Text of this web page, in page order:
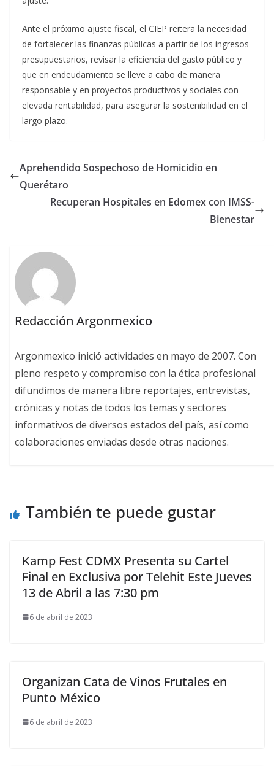
Ante el próximo ajuste fiscal, el CIEP reitera la necesidad
de fortalecer las finanzas públicas a partir de los ingresos
presupuestarios, revisar la eficiencia del gasto público y
que en endeudamiento se lleve a cabo de manera
responsable y en proyectos productivos y sociales con
elevada rentabilidad, para asegurar la sostenibilidad en el
largo plazo.
Aprehendido Sospechoso de Homicidio en
Querétaro
Recuperan Hospitales en Edomex con IMSS-
Bienestar
Redacción Argonmexico
Argonmexico inició actividades en mayo de 2007. Con
pleno respeto y compromiso con la ética profesional
difundimos de manera libre reportajes, entrevistas,
crónicas y notas de todos los temas y sectores
informativos de diversos estados del país, así como
colaboraciones enviadas desde otras naciones.
También te puede gustar
Kamp Fest CDMX Presenta su Cartel
Final en Exclusiva por Telehit Este Jueves
13 de Abril a las 7:30 pm
6 de abril de 2023
Organizan Cata de Vinos Frutales en
Punto México
6 de abril de 2023